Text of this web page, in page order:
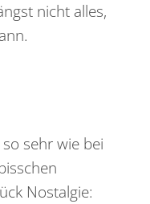
nicht alles,
sehr wie bei
Nostalgie: